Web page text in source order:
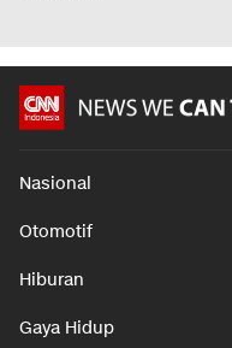
Nasional
Otomotif
Hiburan
Gaya Hidup